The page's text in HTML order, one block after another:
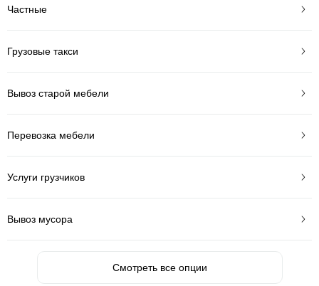
Частные
Грузовые такси
Вывоз старой мебели
Перевозка мебели
Услуги грузчиков
Вывоз мусора
Смотреть все опции